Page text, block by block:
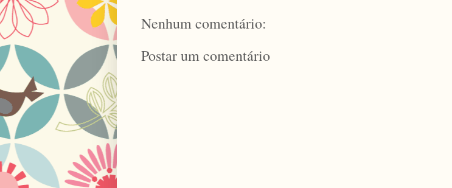
Nenhum comentário:
Postar um comentário